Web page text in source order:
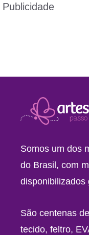
Publicidade
Somos um dos
do Brasil, com
disponibilizados
São centenas
tecido, feltro,